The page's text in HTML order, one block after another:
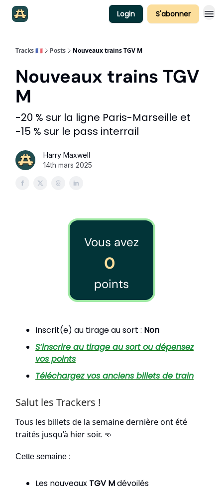
Login S'abonner
Tracks 🇫🇷 Posts Nouveaux trains TGV M️
Nouveaux trains TGV
M️
-20 % sur la ligne Paris-Marseille et
-15 % sur le pass interrail
Harry Maxwell
14th mars 2025
Vous avez
0
points
Inscrit(e) au tirage au sort : Non
S’inscrire au tirage au sort ou dépensez
vos points
Téléchargez vos anciens billets de train
Salut les Trackers !
Tous les billets de la semaine dernière ont été
traités jusqu’à hier soir. 👊
Cette semaine :
Les nouveaux TGV Mdévoilés